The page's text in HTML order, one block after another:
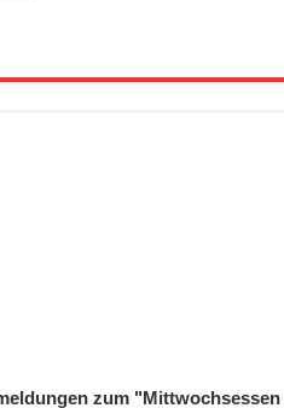
zum "Mittwochsessen